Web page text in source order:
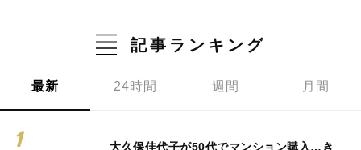
記事ランキング
最新 24時間 週間 月間
大久保佳代子が50代でマンション購入…き